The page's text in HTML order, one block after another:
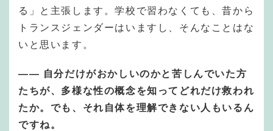
る」と主張します。学校で習わなくても、昔から
トランスジェンダーはいますし、そんなことはな
いと思います。
—— 自分だけがおかしいのかと苦しんでいた方
たちが、多様な性の概念を知ってどれだけ救われ
たか。でも、それ自体を理解できない人もいるん
ですね。